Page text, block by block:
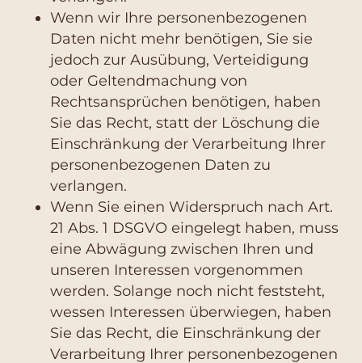
Wenn wir Ihre personenbezogenen
Daten nicht mehr benötigen, Sie sie
jedoch zur Ausübung, Verteidigung
oder Geltendmachung von
Rechtsansprüchen benötigen, haben
Sie das Recht, statt der Löschung die
Einschränkung der Verarbeitung Ihrer
personenbezogenen Daten zu
verlangen.
Wenn Sie einen Widerspruch nach Art.
21 Abs. 1 DSGVO eingelegt haben, muss
eine Abwägung zwischen Ihren und
unseren Interessen vorgenommen
werden. Solange noch nicht feststeht,
wessen Interessen überwiegen, haben
Sie das Recht, die Einschränkung der
Verarbeitung Ihrer personenbezogenen